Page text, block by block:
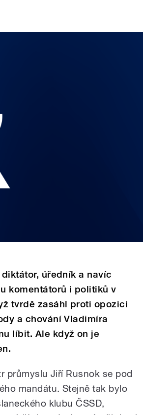
úředník a navíc
komentátorů i politiků v
tvrdě zasáhl proti opozici
a chování Vladimíra
líbit. Ale když on je
průmyslu Jiří Rusnok se pod
mandátu. Stejně tak bylo
klubu ČSSD,